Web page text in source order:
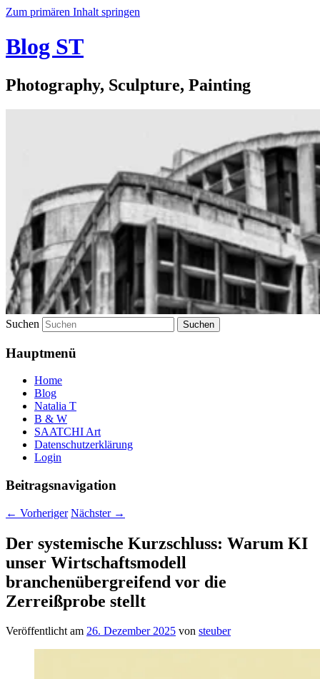
Zum primären Inhalt springen
Blog ST
Photography, Sculpture, Painting
Suchen
Hauptmenü
Home
Blog
Natalia T
B & W
SAATCHI Art
Datenschutzerklärung
Login
Beitragsnavigation
← Vorheriger Nächster →
Der systemische Kurzschluss: Warum KI
unser Wirtschaftsmodell
branchenübergreifend vor die
Zerreißprobe stellt
Veröffentlicht am 26. Dezember 2025 von steuber